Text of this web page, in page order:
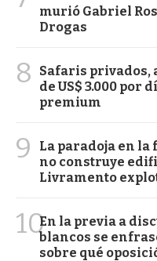
murió Gabriel
Drogas
8
Safaris privados,
de US$ 3.000 por
premium
9
La paradoja en
no construye
Livramento
10En la previa a
blancos se
sobre qué